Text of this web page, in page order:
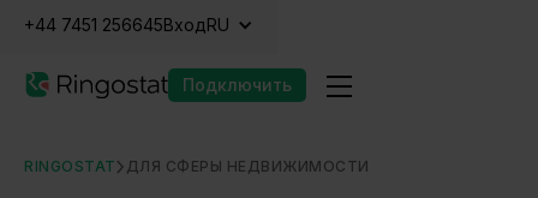
+44 7451 256645ВходRU
Подключить
RINGOSTAT ДЛЯ СФЕРЫ НЕДВИЖИМОСТИ